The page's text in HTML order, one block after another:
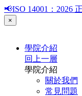
📢ISO 14001：2026
×
學院介紹
回上一層
學院介紹
關於我們
常見問題